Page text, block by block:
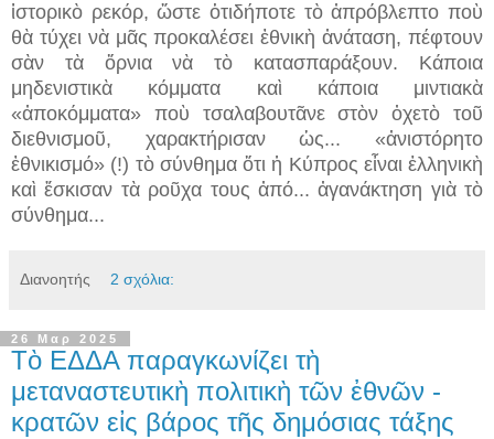
ἱστορικὸ ρεκόρ, ὥστε ὁτιδήποτε τὸ ἀπρόβλεπτο ποὺ
θὰ τύχει νὰ μᾶς προκαλέσει ἐθνικὴ ἀνάταση, πέφτουν
σὰν τὰ ὄρνια νὰ τὸ κατασπαράξουν. Κάποια
μηδενιστικὰ κόμματα καὶ κάποια μιντιακὰ
«ἀποκόμματα» ποὺ τσαλαβουτᾶνε στὸν ὀχετὸ τοῦ
διεθνισμοῦ, χαρακτήρισαν ὡς... «ἀνιστόρητο
ἐθνικισμό» (!) τὸ σύνθημα ὅτι ἡ Κύπρος εἶναι ἑλληνικὴ
καὶ ἔσκισαν τὰ ροῦχα τους ἀπό... ἀγανάκτηση γιὰ τὸ
σύνθημα...
Διανοητής 2 σχόλια:
26 Μαρ 2025
Τὸ ΕΔΔΑ παραγκωνίζει τὴ
μεταναστευτικὴ πολιτικὴ τῶν ἐθνῶν -
κρατῶν εἰς βάρος τῆς δημόσιας τάξης